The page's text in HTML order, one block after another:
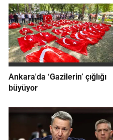
Ankara'da ‘Gazilerin’ çığlığı
büyüyor